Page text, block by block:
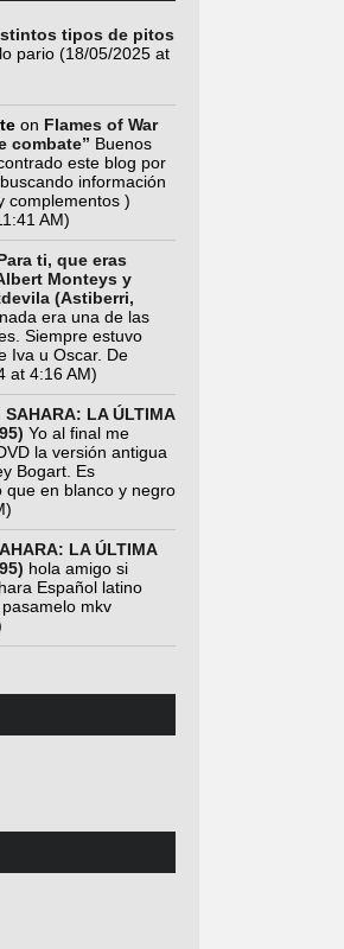
tipos de pitos
pario (18/05/2025 at
on Flames of War
combate” Buenos
este blog por
información
complementos )
AM)
ti, que eras
Monteys y
(Astiberri,
era una de las
Siempre estuvo
Iva u Oscar. De
at 4:16 AM)
SAHARA: LA ÚLTIMA
Yo al final me
la versión antigua
Bogart. Es
que en blanco y negro
LA ÚLTIMA
hola amigo si
Español latino
mkv